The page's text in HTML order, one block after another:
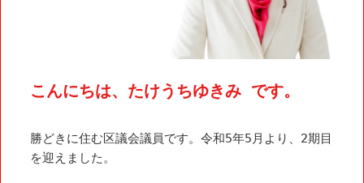
こんにちは、たけうちゆきみ です。
勝どきに住む区議会議員です。令和5年5月より、2期目
を迎えました。